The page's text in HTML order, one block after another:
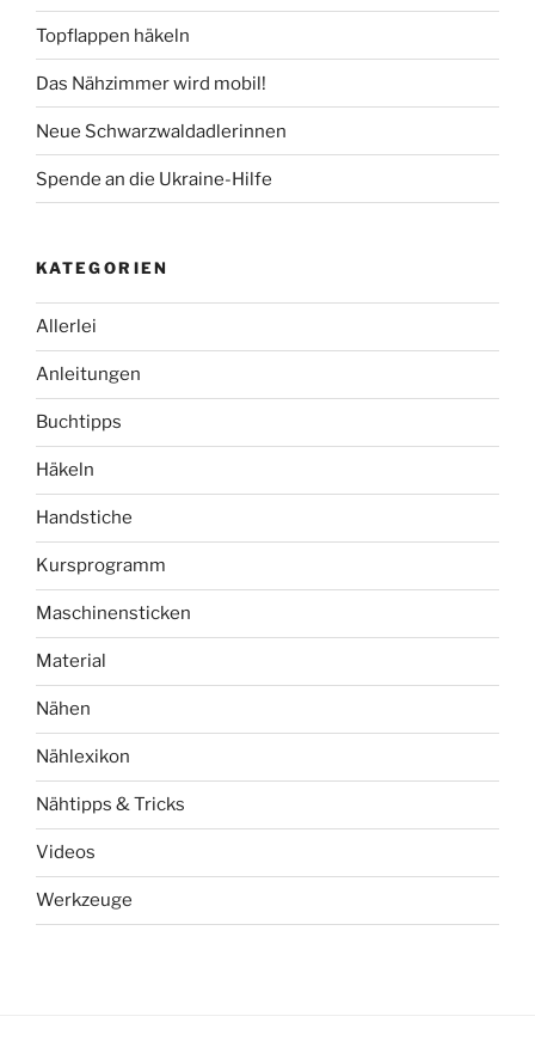
Topflappen häkeln
Das Nähzimmer wird mobil!
Neue Schwarzwaldadlerinnen
Spende an die Ukraine-Hilfe
KATEGORIEN
Allerlei
Anleitungen
Buchtipps
Häkeln
Handstiche
Kursprogramm
Maschinensticken
Material
Nähen
Nählexikon
Nähtipps & Tricks
Videos
Werkzeuge